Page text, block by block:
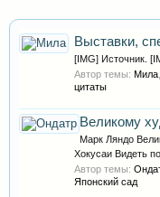
Выставки,
[IMG] Источник.
Автор темы: Мила
цитаты
Великому
Марк Ляндо
Хокусаи Видеть
Автор темы:
Японский сад